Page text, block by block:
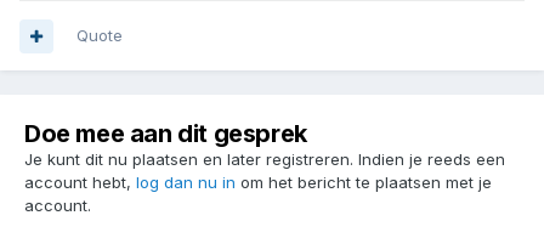
Quote
Doe mee aan dit gesprek
Je kunt dit nu plaatsen en later registreren. Indien je reeds een
account hebt, log dan nu in om het bericht te plaatsen met je
account.